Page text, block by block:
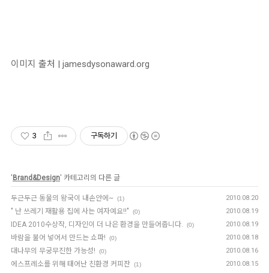
이미지 출처 | jamesdysonaward.org
3 구독하기
' Brand&Design' 카테고리의 다른 글
두근두근 동물의 왕국이 내손안에~ (1) 2010.08.20
" 난 쓰레기 재활용 집에 사는 여자예요!!" (0) 2010.08.19
IDEA 2010수상작, 디자인이 더 나은 환경을 만들어줍니다. (0) 2010.08.19
바람을 불어 넣어서 만드는 쇼파! (0) 2010.08.18
대나무의 무궁무진한 가능성! (0) 2010.08.16
에스프레소를 위해 태어난 친환경 커피잔 (1) 2010.08.15